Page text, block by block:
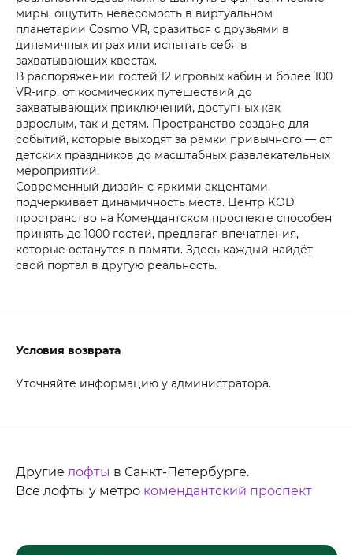
миры, ощутить невесомость в виртуальном
планетарии Cosmo VR, сразиться с друзьями в
динамичных играх или испытать себя в
захватывающих квестах.
В распоряжении гостей 12 игровых кабин и более 100
VR-игр: от космических путешествий до
захватывающих приключений, доступных как
взрослым, так и детям. Пространство создано для
событий, которые выходят за рамки привычного — от
детских праздников до масштабных развлекательных
мероприятий.
Современный дизайн с яркими акцентами
подчёркивает динамичность места. Центр KOD
пространство на Комендантском проспекте способен
принять до 1000 гостей, предлагая впечатления,
которые останутся в памяти. Здесь каждый найдёт
свой портал в другую реальность.
Условия возврата
Уточняйте информацию у администратора.
Другие лофты в Санкт-Петербурге.
Все лофты у метро комендантский проспект